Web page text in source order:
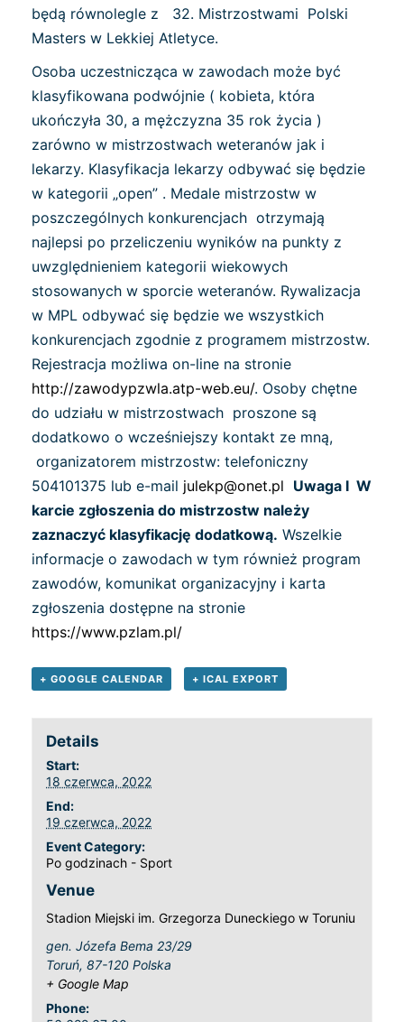
będą równolegle z 32. Mistrzostwami Polski
Masters w Lekkiej Atletyce.
Osoba uczestnicząca w zawodach może być
klasyfikowana podwójnie ( kobieta, która
ukończyła 30, a mężczyzna 35 rok życia )
zarówno w mistrzostwach weteranów jak i
lekarzy. Klasyfikacja lekarzy odbywać się będzie
w kategorii „open” . Medale mistrzostw w
poszczególnych konkurencjach otrzymają
najlepsi po przeliczeniu wyników na punkty z
uwzględnieniem kategorii wiekowych
stosowanych w sporcie weteranów. Rywalizacja
w MPL odbywać się będzie we wszystkich
konkurencjach zgodnie z programem mistrzostw.
Rejestracja możliwa on-line na stronie
http://zawodypzwla.atp-web.eu/. Osoby chętne
do udziału w mistrzostwach proszone są
dodatkowo o wcześniejszy kontakt ze mną,
organizatorem mistrzostw: telefoniczny
504101375 lub e-mail julekp@onet.pl Uwaga I W
karcie zgłoszenia do mistrzostw należy
zaznaczyć klasyfikację dodatkową. Wszelkie
informacje o zawodach w tym również program
zawodów, komunikat organizacyjny i karta
zgłoszenia dostępne na stronie
https://www.pzlam.pl/
+ GOOGLE CALENDAR + ICAL EXPORT
Details
Start:
18 czerwca, 2022
End:
19 czerwca, 2022
Event Category:
Po godzinach - Sport
Venue
Stadion Miejski im. Grzegorza Duneckiego w Toruniu
gen. Józefa Bema 23/29
Toruń, 87-120 Polska
+ Google Map
Phone: